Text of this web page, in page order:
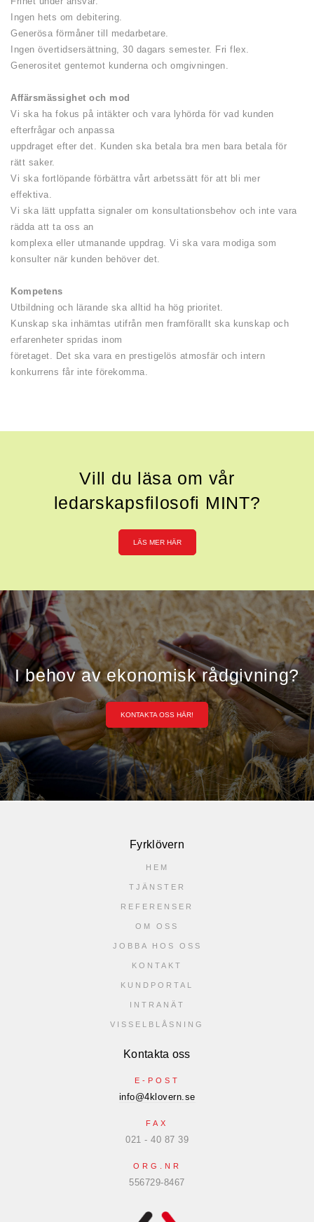
Ingen hets om debitering.
Generösa förmåner till medarbetare.
Ingen övertidsersättning, 30 dagars semester. Fri flex.
Generositet gentemot kunderna och omgivningen.
Affärsmässighet och mod
Vi ska ha fokus på intäkter och vara lyhörda för vad kunden
efterfrågar och anpassa
uppdraget efter det. Kunden ska betala bra men bara betala för
rätt saker.
Vi ska fortlöpande förbättra vårt arbetssätt för att bli mer
effektiva.
Vi ska lätt uppfatta signaler om konsultationsbehov och inte vara
rädda att ta oss an
komplexa eller utmanande uppdrag. Vi ska vara modiga som
konsulter när kunden behöver det.
Kompetens
Utbildning och lärande ska alltid ha hög prioritet.
Kunskap ska inhämtas utifrån men framförallt ska kunskap och
erfarenheter spridas inom
företaget. Det ska vara en prestigelös atmosfär och intern
konkurrens får inte förekomma.
Vill du läsa om vår
ledarskapsfilosofi MINT?
LÄS MER HÄR
I behov av ekonomisk rådgivning?
KONTAKTA OSS HÄR!
Fyrklövern
HEM
TJÄNSTER
REFERENSER
OM OSS
JOBBA HOS OSS
KONTAKT
KUNDPORTAL
INTRANÄT
VISSELBLÅSNING
Kontakta oss
E-POST
info@4klovern.se
FAX
021 - 40 87 39
ORG.NR
556729-8467